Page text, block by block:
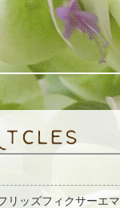
ッズフィクサーエマ